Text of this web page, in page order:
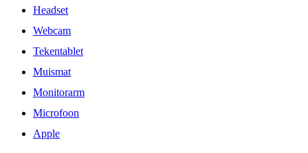
Headset
Webcam
Tekentablet
Muismat
Monitorarm
Microfoon
Apple